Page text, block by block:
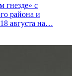
гнезде» с
района и
августа на…